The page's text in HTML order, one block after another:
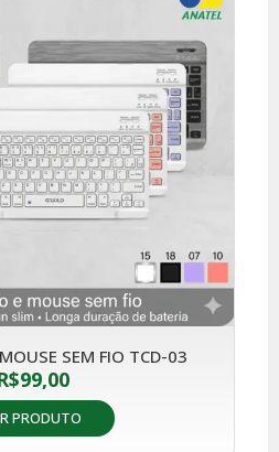
SEM FIO TCD-03
99,00
PRODUTO